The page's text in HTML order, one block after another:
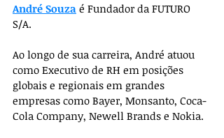
André Souza é Fundador da FUTURO
S/A.
Ao longo de sua carreira, André atuou
como Executivo de RH em posições
globais e regionais em grandes
empresas como Bayer, Monsanto, Coca-
Cola Company, Newell Brands e Nokia.